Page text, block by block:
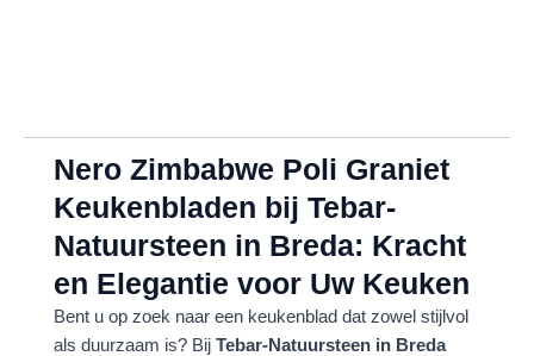
Nero Zimbabwe Poli Graniet
Keukenbladen bij Tebar-
Natuursteen in Breda: Kracht
en Elegantie voor Uw Keuken
Bent u op zoek naar een keukenblad dat zowel stijlvol
als duurzaam is? Bij Tebar-Natuursteen in Breda